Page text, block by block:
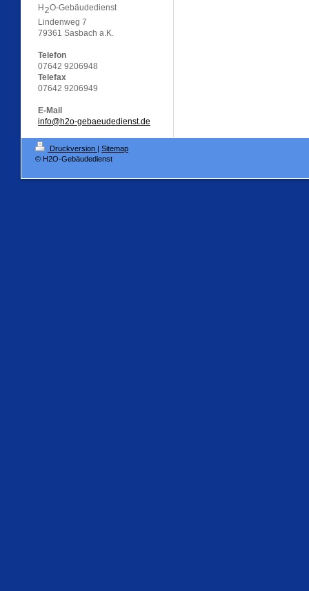
H 2O-Gebäudedienst
Lindenweg 7
79361 Sasbach a.K.
Telefon
07642 9206948
Telefax
07642 9206949
E-Mail
info@h2o-gebaeudedienst.de
Druckversion | Sitemap
© H2O-Gebäudedienst